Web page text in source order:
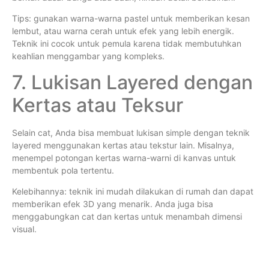
Tips: gunakan warna-warna pastel untuk memberikan kesan
lembut, atau warna cerah untuk efek yang lebih energik.
Teknik ini cocok untuk pemula karena tidak membutuhkan
keahlian menggambar yang kompleks.
7. Lukisan Layered dengan
Kertas atau Teksur
Selain cat, Anda bisa membuat lukisan simple dengan teknik
layered menggunakan kertas atau tekstur lain. Misalnya,
menempel potongan kertas warna-warni di kanvas untuk
membentuk pola tertentu.
Kelebihannya: teknik ini mudah dilakukan di rumah dan dapat
memberikan efek 3D yang menarik. Anda juga bisa
menggabungkan cat dan kertas untuk menambah dimensi
visual.